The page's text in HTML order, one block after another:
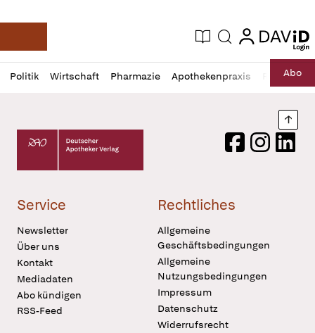
Deutsche Apotheker Zeitung
Aktuelle Ausgabe
Suche login
login
Politik Wirtschaft Pharmazie Apothekenpraxis RechtAbo
Profil
öffnen
Daz
Pur
Deutscher Apotheker Verlag Logo
FacebookInstagram
Service
Newsletter
Über uns
Kontakt
Mediadaten
Abo kündigen
RSS-Feed
Rechtliches
Allgemeine
Geschäftsbedingungen
Allgemeine
Nutzungsbedingungen
Impressum
Datenschutz
Widerrufsrecht